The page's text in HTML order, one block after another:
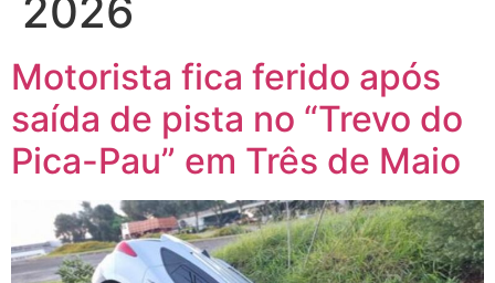
2026
Motorista fica ferido após
saída de pista no “Trevo do
Pica-Pau” em Três de Maio